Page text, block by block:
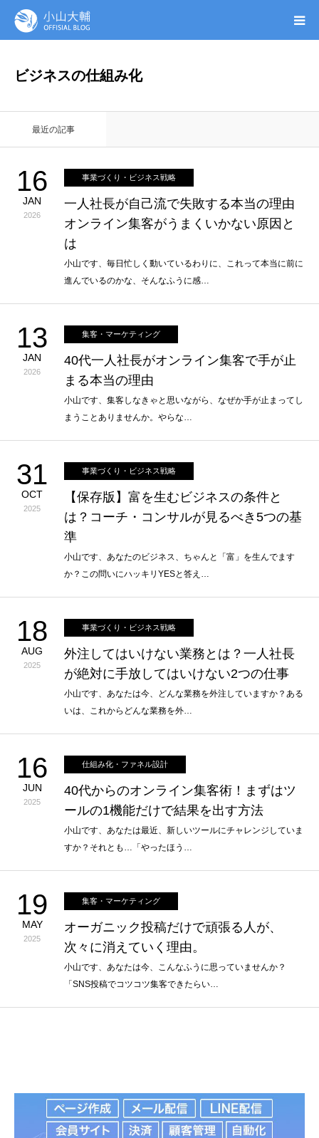
ビジネスの仕組み化
最近の記事
16
JAN
2026
事業づくり・ビジネス戦略
一人社長が自己流で失敗する本当の理由
オンライン集客がうまくいかない原因と
は
小山です、毎日忙しく動いているわりに、これって本当に前に
進んでいるのかな、そんなふうに感…
13
JAN
2026
集客・マーケティング
40代一人社長がオンライン集客で手が止
まる本当の理由
小山です、集客しなきゃと思いながら、なぜか手が止まってし
まうことありませんか。やらな…
31
OCT
2025
事業づくり・ビジネス戦略
【保存版】富を生むビジネスの条件と
は？コーチ・コンサルが見るべき5つの基
準
小山です、あなたのビジネス、ちゃんと「富」を生んでます
か？この問いにハッキリYESと答え…
18
AUG
2025
事業づくり・ビジネス戦略
外注してはいけない業務とは？一人社長
が絶対に手放してはいけない2つの仕事
小山です、あなたは今、どんな業務を外注していますか？ある
いは、これからどんな業務を外…
16
JUN
2025
仕組み化・ファネル設計
40代からのオンライン集客術！まずはツ
ールの1機能だけで結果を出す方法
小山です、あなたは最近、新しいツールにチャレンジしていま
すか？それとも…「やったほう…
19
MAY
2025
集客・マーケティング
オーガニック投稿だけで頑張る人が、
次々に消えていく理由。
小山です、あなたは今、こんなふうに思っていませんか？
「SNS投稿でコツコツ集客できたらい…
無料ガイドブック
オンシク本
プロフィール